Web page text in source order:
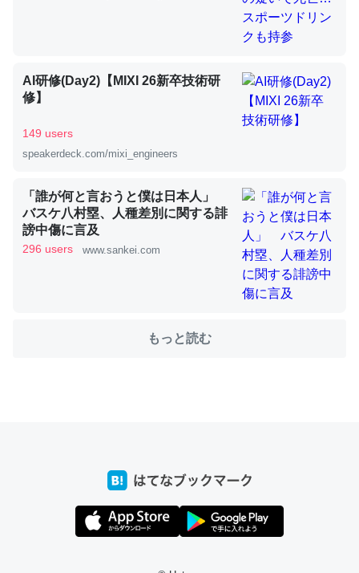
論文では「淡水はカルシウムも酸素も不足してて両方に不
利だから両方が拮抗してるのでは」とあって面白い。海に
いる鋏角類（カブトガニ・ウミグモ）はカルシウムを使わ
ずキチンを強化してる筈だが、酵素が違うのか？
─ニュース :: 【研究発表】昆虫学の大問題＝「昆虫はなぜ海にいな
これを元に考えるとカルシウムを大量に使う脊椎動物と貝
類は苦労してるんだな…。腹足類だと殻を無くしてナメク
─ニュース :: 【研究発表】昆虫学の大問題＝「昆虫はなぜ海にいな
位置情報を共有してる。電池残量や充電中かが分かるので
これ見て生きてるなって分かる。
─たまにLINEするくらいだった遠方の父67歳と僕。ITツール導入で
コミュニケーションが劇的に変化した｜tayorini by LIFULL介護
AI研修(Day2)【MIXI 26新卒技術研
修】
149 users
speakerdeck.com/mixi_engineers
「誰が何と言おうと僕は日本人」
バスケ八村塁、人種差別に関する誹
謗中傷に言及
296 users www.sankei.com
もっと読む